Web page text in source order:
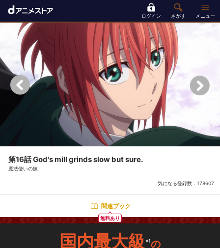
ログイン さがす メニュー
第16話 God's mill grinds slow but sure.
魔法使いの嫁
気になる登録数： 178607
無料あり
関連ブック
国内最大級※1の